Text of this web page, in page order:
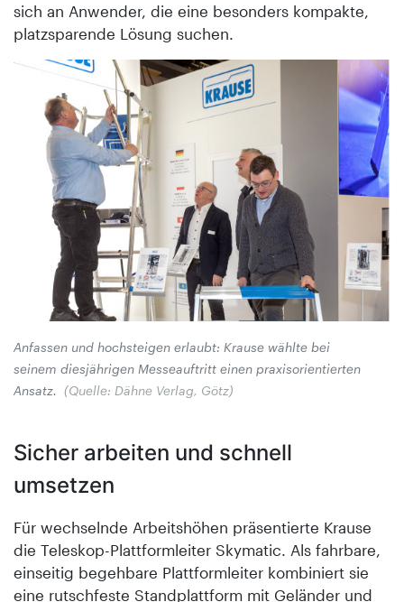
sich an Anwender, die eine besonders kompakte,
platzsparende Lösung suchen.
Anfassen und hochsteigen erlaubt: Krause wählte bei
seinem diesjährigen Messeauftritt einen praxisorientierten
Ansatz. (Quelle: Dähne Verlag, Götz)
Sicher arbeiten und schnell
umsetzen
Für wechselnde Arbeitshöhen präsentierte Krause
die Teleskop-Plattformleiter Skymatic. Als fahrbare,
einseitig begehbare Plattformleiter kombiniert sie
eine rutschfeste Standplattform mit Geländer und